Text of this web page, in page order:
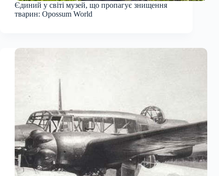
Єдиний у світі музей, що пропагує знищення
тварин: Opossum World